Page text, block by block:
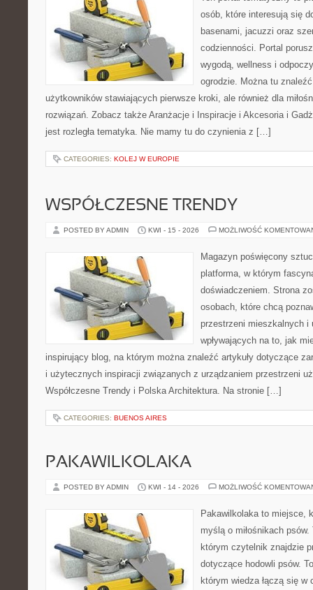
osób, które interesują się
basenami, jacuzzi oraz
codzienności. Portal
wygodą, wellness i
ogrodzie. Można tu
użytkowników stawiających pierwsze kroki, ale również dla
rozwiązań. Zobacz także Aranżacje i Inspiracje i Akcesoria i
jest rozległa tematyka. Nie mamy tu do czynienia z […]
CATEGORIES: KOLEJ W EUROPIE
WSPÓŁCZESNE TRENDY
POSTED BY ADMIN KWI - 15 - 2026 MOŻLIWOŚĆ
Magazyn poświęcony
platforma, w którym
doświadczeniem. Strona
osobach, które chcą
przestrzeni mieszkalnych i
wpływających na to, jak
inspirujący blog, na którym można znaleźć artykuły dotyczące
i użytecznych inspiracji związanych z urządzaniem przestrzeni
Współczesne Trendy i Polska Architektura. Na stronie […]
CATEGORIES: BUENOS AIRES
PAKAWILKOLAKA
POSTED BY ADMIN KWI - 14 - 2026 MOŻLIWOŚĆ
Pakawilkolaka to miejsce,
myślą o miłośnikach
którym czytelnik znajdzie
dotyczące hodowli psów.
którym wiedza łączą się